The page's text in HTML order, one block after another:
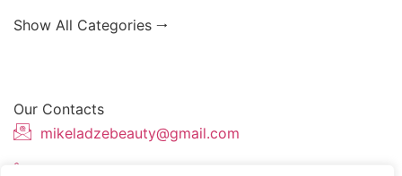
Show All Categories 🠂
Our Contacts
mikeladzebeauty@gmail.com